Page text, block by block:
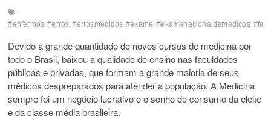
#enfermos #erros #errosmedicos #exame #examenacionaldemedicos
Devido a grande quantidade de novos cursos de medicina por
todo o Brasil, baixou a qualidade de ensino nas faculdades
públicas e privadas, que formam a grande maioria de seus
médicos despreparados para atender a população. A Medicina
sempre foi um negócio lucrativo e o sonho de consumo da eleite
e da classe média brasileira.